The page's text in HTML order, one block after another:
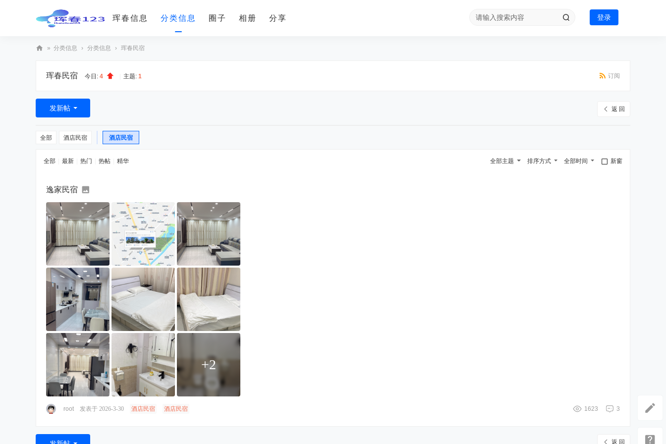
珲春信息 分类信息 圈子 相册 分享 登录
훈
춘
» 分类信息 › 分类信息 › 珲春民宿
订阅
珲春民宿 今日: 4 主题: 1
返 回
发新帖
全部 酒店民宿 酒店民宿
新窗
全部时间
排序方式
全部主题
全部 最新 热门 热帖 精华
逸家民宿
+2
3
1623
root 发表于 2026-3-30 酒店民宿 酒店民宿
返 回